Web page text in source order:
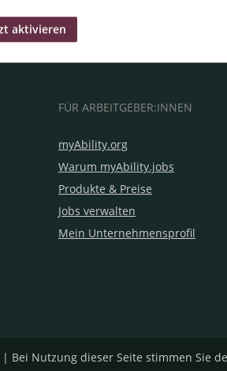
FÜR ARBEITGEBER:INNEN
myAbility.org
Warum myAbility.jobs
Produkte & Preise
Jobs verwalten
Mein Unternehmensprofil
| Bei Nutzung dieser Seite stimmen Sie